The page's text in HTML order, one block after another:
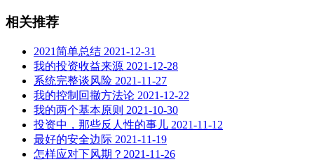
相关推荐
2021简单总结 2021-12-31
我的投资收益来源 2021-12-28
系统完整谈风险 2021-11-27
我的控制回撤方法论 2021-12-22
我的两个基本原则 2021-10-30
投资中，那些反人性的事儿 2021-11-12
最好的安全边际 2021-11-19
怎样应对下风期？2021-11-26